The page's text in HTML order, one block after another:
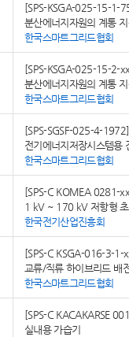
[SPS-KSGA-025-15-1-
분산에너지자원의 계통
한국스마트그리드협회
[SPS-KSGA-025-15-2-
분산에너지자원의 계통
한국스마트그리드협회
[SPS-SGSF-025-4-1972]
전기에너지저장시스템용
한국스마트그리드협회
[SPS-C KOMEA 0281-
1 kV ~ 170 kV 저항형
한국전기산업진흥회
[SPS-C KSGA-016-3-1-
교류/직류 하이브리드 배
한국스마트그리드협회
[SPS-C KACAKARSE
실내용 가습기